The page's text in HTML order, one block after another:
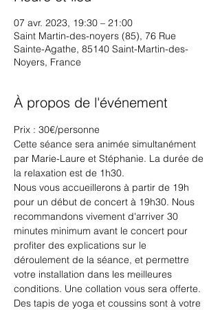
07 avr. 2023, 19:30 – 21:00
Saint Martin-des-noyers (85), 76 Rue
Sainte-Agathe, 85140 Saint-Martin-des-
Noyers, France
À propos de l'événement
Prix : 30€/personne
Cette séance sera animée simultanément
par Marie-Laure et Stéphanie. La durée de
la relaxation est de 1h30.
Nous vous accueillerons à partir de 19h
pour un début de concert à 19h30. Nous
recommandons vivement d'arriver 30
minutes minimum avant le concert pour
profiter des explications sur le
déroulement de la séance, et permettre
votre installation dans les meilleures
conditions. Une collation vous sera offerte.
Des tapis de yoga et coussins sont à votre